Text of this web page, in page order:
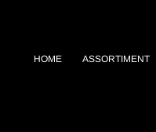
HOME ASSORTIMENT